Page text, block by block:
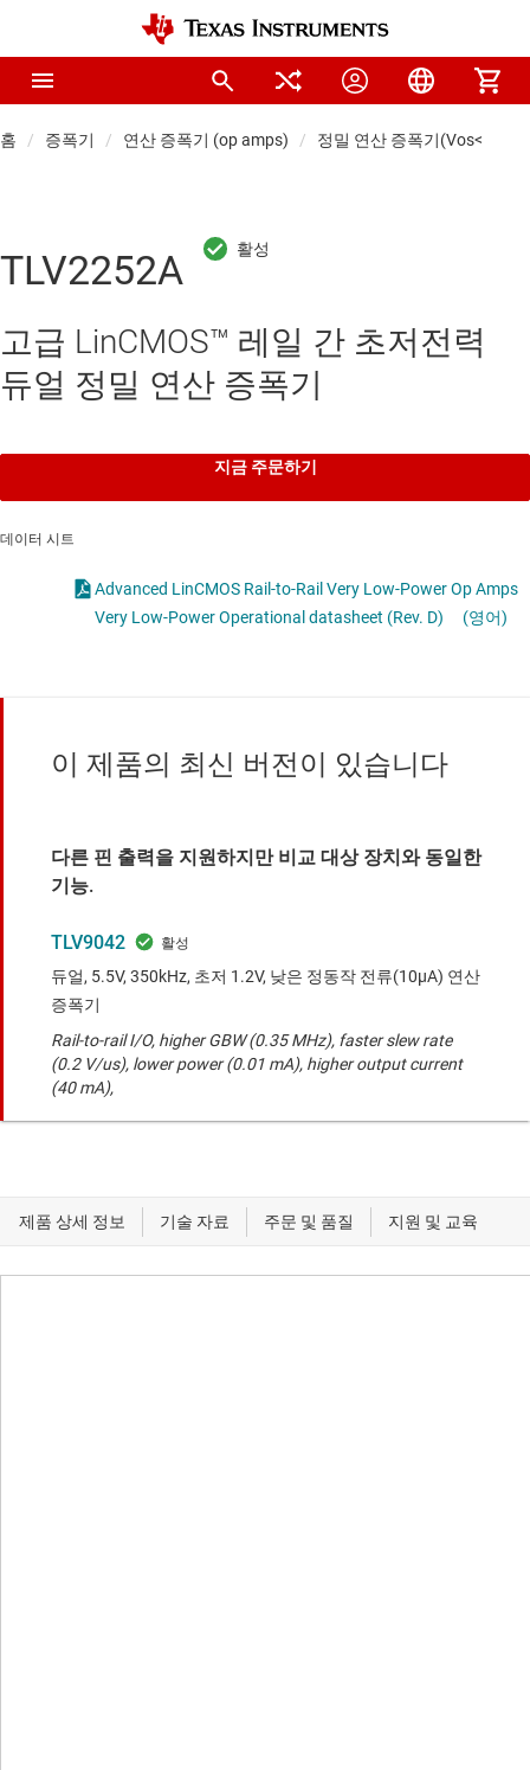
홈 증폭기 연산 증폭기 (op amps) 정밀 연산 증폭기(Vos<1mV)
TLV2252A
고급 LinCMOS™ 레일 간 초저전력
듀얼 정밀 연산 증폭기
지금 주문하기
데이터 시트
Advanced LinCMOS Rail-to-Rail Very Low-Power Op Amps
Very Low-Power Operational datasheet (Rev. D)
(영어)
이 제품의 최신 버전이 있습니다
다른 핀 출력을 지원하지만 비교 대상 장치와 동일한
기능.
TLV9042
듀얼, 5.5V, 350kHz, 초저 1.2V, 낮은 정동작 전류(10μA) 연산
증폭기
Rail-to-rail I/O, higher GBW (0.35 MHz), faster slew rate
(0.2 V/us), lower power (0.01 mA), higher output current
(40 mA),